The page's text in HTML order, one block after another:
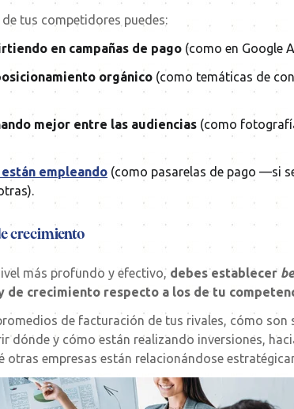
de tus competidores puedes:
en campañas de pago (como en Google
orgánico (como temáticas de
mejor entre las audiencias (como
empleando (como pasarelas de pago —si
crecimiento
más profundo y efectivo, debes establecer
de crecimiento respecto a los de tu
de facturación de tus rivales, cómo
dónde y cómo están realizando inversiones,
empresas están relacionándose